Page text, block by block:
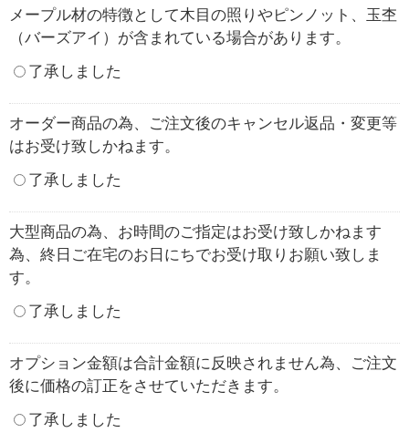
メープル材の特徴として木目の照りやピンノット、玉杢
（バーズアイ）が含まれている場合があります。
了承しました
オーダー商品の為、ご注文後のキャンセル返品・変更等
はお受け致しかねます。
了承しました
大型商品の為、お時間のご指定はお受け致しかねます
為、終日ご在宅のお日にちでお受け取りお願い致しま
す。
了承しました
オプション金額は合計金額に反映されません為、ご注文
後に価格の訂正をさせていただきます。
了承しました